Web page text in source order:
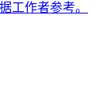
工作者参考。